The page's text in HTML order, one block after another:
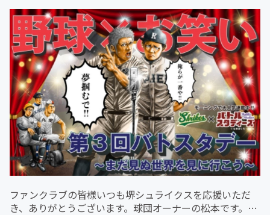
ファンクラブの皆様いつも堺シュライクスを応援いただ
き、ありがとうございます。球団オーナーの松本です。ご